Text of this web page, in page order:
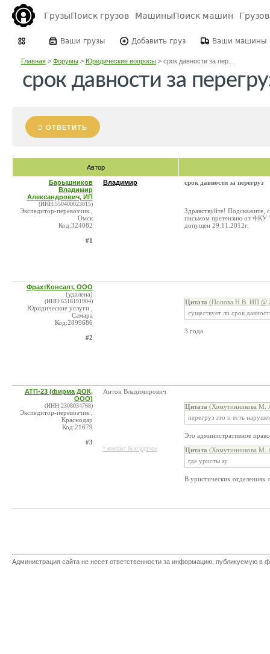
ГрузыПоиск грузов МашиныПоиск машин
Ваши грузы Добавить груз Ваши машины
Главная> Форумы> Юридические вопросы> срок давности за пер...
срок давности за
ОТВЕТИТЬ
Автор
Барышников
Владимир
Александрович, ИП
(ИНН:550400023015)
Экспедитор-перевозчик ,
Омск
Код:324082
#1
Владимир срок давности за перегруз
Здравствуйте! Подскажите,
письмом претензию от ФКУ
допущен 29.11.2012г.
ФрахтКонсалт, ООО
(удалена)
(ИНН:6318191904)
Юридические услуги ,
Самара
Код:2899686
#2
Цитата (Попова Н.В. ИП @
существует ли срок
3 года
АТП-23 (фирма ДОК,
ООО)
(ИНН:2308034768)
Экспедитор-перевозчик ,
Краснодар
Код:21679
#3
Антон Владимирович
* контакт был удален
Цитата (Хомутинникова М.
перегруз это и есть
Это административное
Цитата (Хомутинникова М.
где уристы ау
В уристических
Администрация сайта не несет ответственности за информацию, публикуемую